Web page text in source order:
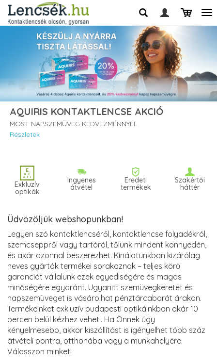
AQUIRIS KONTAKTLENCSE AKCIÓ
MOST NAPSZEMÜVEG KEDVEZMÉNNYEL
Részletek
Exkluzív
optikák
Ingyenes
átvétel
Eredeti
termékek
Szakértői
háttér
Üdvözöljük webshopunkban!
Legyen szó kontaktlencséről, kontaktlencse folyadékról,
szemcseppről vagy tartóról, tőlünk mindent könnyedén,
és akár azonnal beszerezhet. Kínálatunkban kizárólag
neves gyártók termékei sorakoznak – teljes körű
garanciát vállalunk ezek egyediségére és magas
minőségére egyaránt. Ugyanitt szemüvegkeretet és
napszemüveget is vásárolhat pénztárcabarát árakon.
Termékeinket exkluzív budapesti optikáinkban akár 10
percen belül kézhez veheti. Ha Önnek úgy
kényelmesebb, akkor kiszállítást is igényelhet több száz
átvételi pontra, otthonába vagy a munkahelyére.
Válasszon minket!